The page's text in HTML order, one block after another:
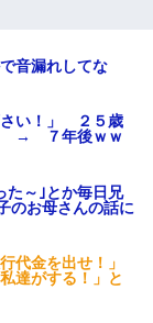
音漏れしてな
さい！」 ２５歳
→ ７年後ｗｗ
た～｣とか毎日兄
のお母さんの話に
代金を出せ！」
達がする！」と